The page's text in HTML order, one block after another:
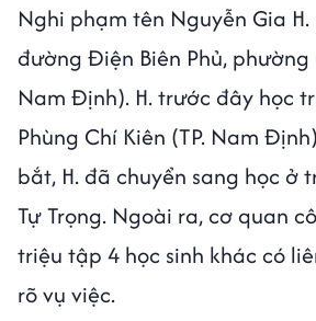
Nghi phạm tên Nguyễn Gia H.
đường Điện Biên Phủ, phường
Nam Định). H. trước đây học
Phùng Chí Kiên (TP. Nam
bắt, H. đã chuyển sang học ở
Tự Trọng. Ngoài ra, cơ quan
triệu tập 4 học sinh khác có
rõ vụ việc.